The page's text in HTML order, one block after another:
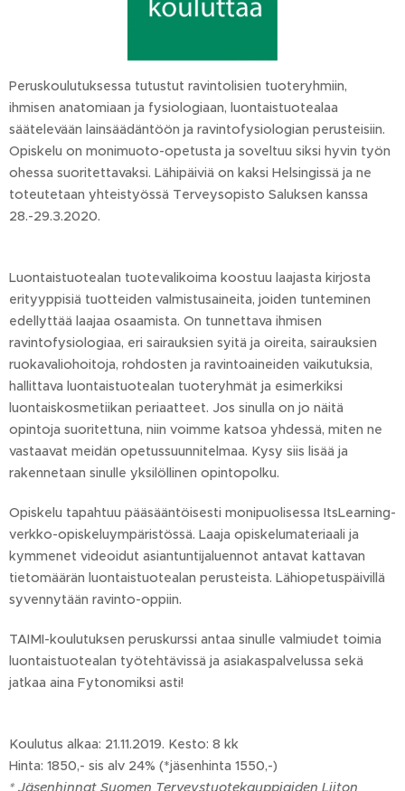
Peruskoulutuksessa tutustut ravintolisien tuoteryhmiin,
ihmisen anatomiaan ja fysiologiaan, luontaistuotealaa
säätelevään lainsäädäntöön ja ravintofysiologian perusteisiin.
Opiskelu on monimuoto-opetusta ja soveltuu siksi hyvin työn
ohessa suoritettavaksi. Lähipäiviä on kaksi Helsingissä ja ne
toteutetaan yhteistyössä Terveysopisto Saluksen kanssa
28.-29.3.2020.
Luontaistuotealan tuotevalikoima koostuu laajasta kirjosta
erityyppisiä tuotteiden valmistusaineita, joiden tunteminen
edellyttää laajaa osaamista. On tunnettava ihmisen
ravintofysiologiaa, eri sairauksien syitä ja oireita, sairauksien
ruokavaliohoitoja, rohdosten ja ravintoaineiden vaikutuksia,
hallittava luontaistuotealan tuoteryhmät ja esimerkiksi
luontaiskosmetiikan periaatteet. Jos sinulla on jo näitä
opintoja suoritettuna, niin voimme katsoa yhdessä, miten ne
vastaavat meidän opetussuunnitelmaa. Kysy siis lisää ja
rakennetaan sinulle yksilöllinen opintopolku.
Opiskelu tapahtuu pääsääntöisesti monipuolisessa ItsLearning-
verkko-opiskeluympäristössä. Laaja opiskelumateriaali ja
kymmenet videoidut asiantuntijaluennot antavat kattavan
tietomäärän luontaistuotealan perusteista. Lähiopetuspäivillä
syvennytään ravinto-oppiin.
TAIMI-koulutuksen peruskurssi antaa sinulle valmiudet toimia
luontaistuotealan työtehtävissä ja asiakaspalvelussa sekä
jatkaa aina Fytonomiksi asti!
Koulutus alkaa: 21.11.2019. Kesto: 8 kk
Hinta: 1850,- sis alv 24% (*jäsenhinta 1550,-)
* Jäsenhinnat Suomen Terveystuotekauppiaiden Liiton